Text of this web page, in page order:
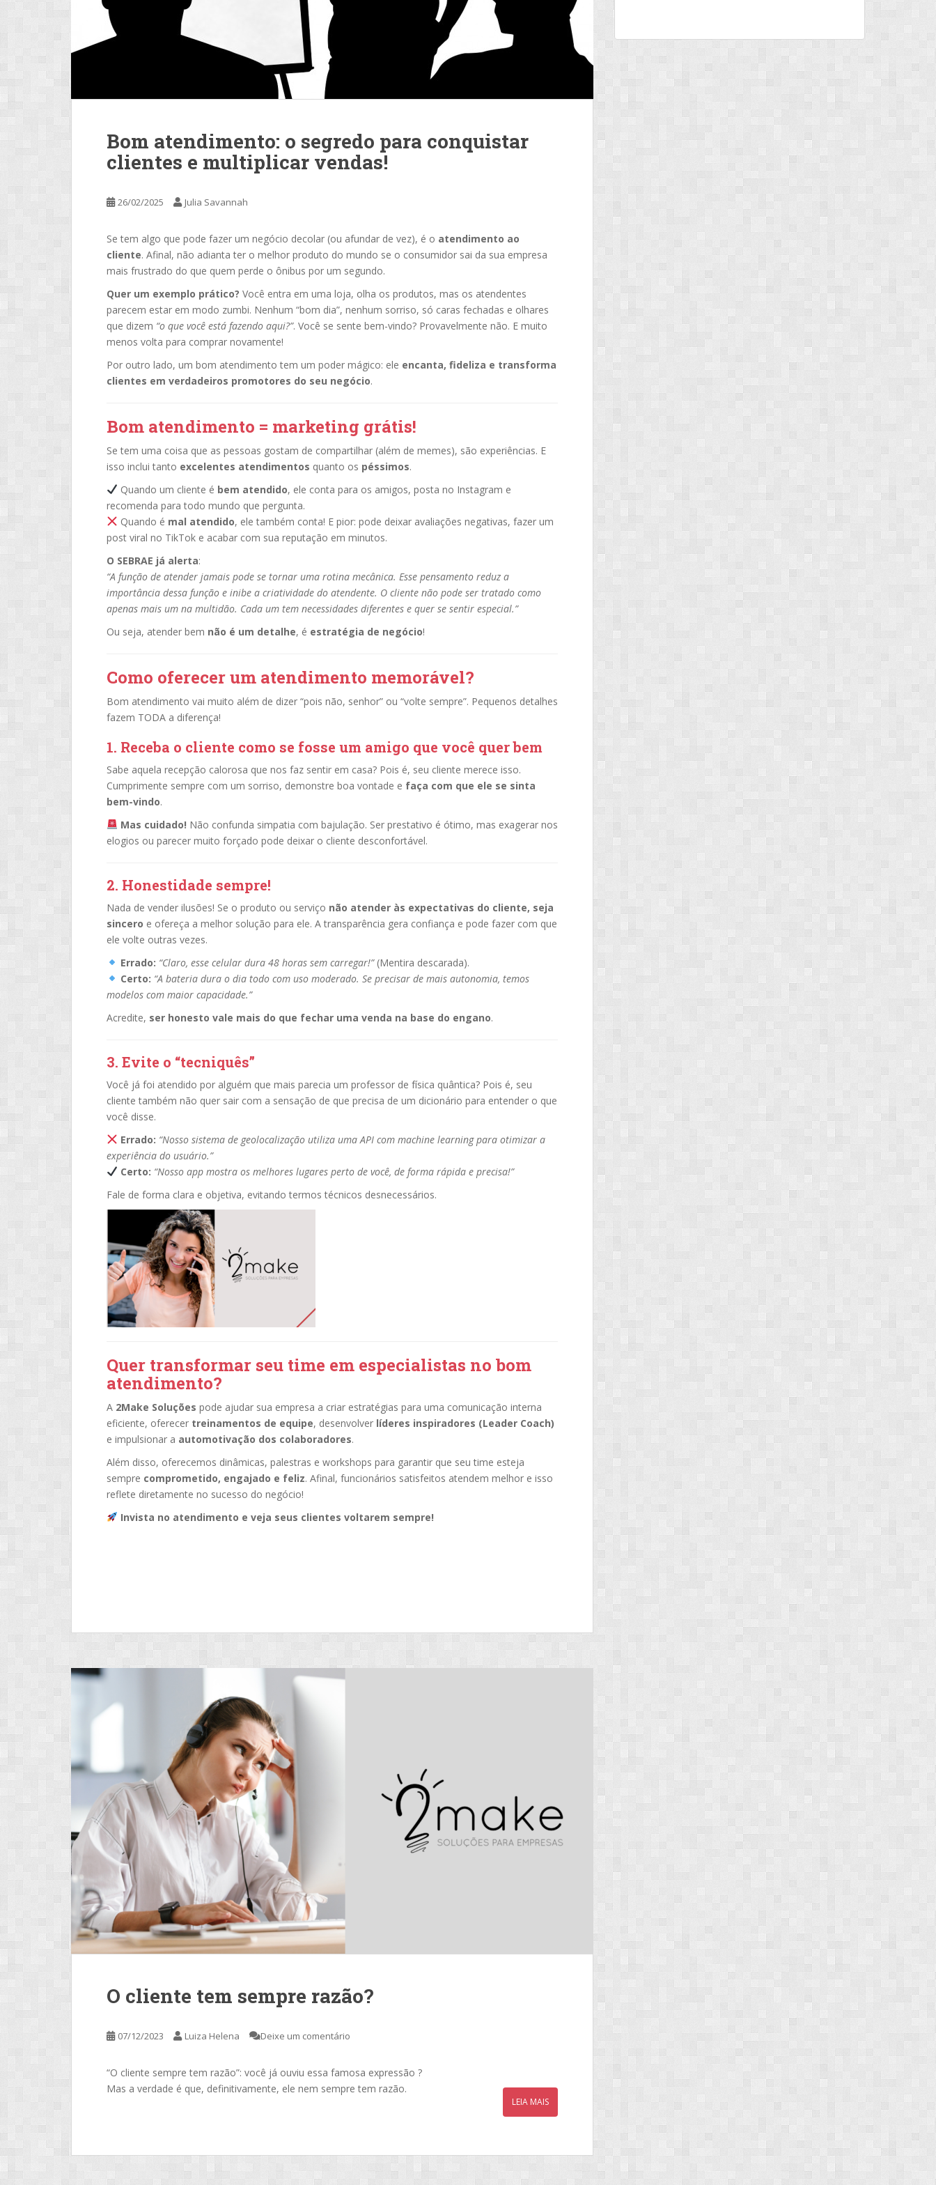
Bom atendimento: o segredo para conquistar
clientes e multiplicar vendas!
26/02/2025 Julia Savannah
Se tem algo que pode fazer um negócio decolar (ou afundar de vez), é o atendimento ao
cliente. Afinal, não adianta ter o melhor produto do mundo se o consumidor sai da sua empresa
mais frustrado do que quem perde o ônibus por um segundo.
Quer um exemplo prático? Você entra em uma loja, olha os produtos, mas os atendentes
parecem estar em modo zumbi. Nenhum “bom dia”, nenhum sorriso, só caras fechadas e olhares
que dizem “o que você está fazendo aqui?”. Você se sente bem-vindo? Provavelmente não. E muito
menos volta para comprar novamente!
Por outro lado, um bom atendimento tem um poder mágico: ele encanta, fideliza e transforma
clientes em verdadeiros promotores do seu negócio.
Bom atendimento = marketing grátis!
Se tem uma coisa que as pessoas gostam de compartilhar (além de memes), são experiências. E
isso inclui tanto excelentes atendimentos quanto os péssimos.
Quando um cliente é bem atendido, ele conta para os amigos, posta no Instagram e
recomenda para todo mundo que pergunta.
Quando é mal atendido, ele também conta! E pior: pode deixar avaliações negativas, fazer um
post viral no TikTok e acabar com sua reputação em minutos.
O SEBRAE já alerta:
“A função de atender jamais pode se tornar uma rotina mecânica. Esse pensamento reduz a
importância dessa função e inibe a criatividade do atendente. O cliente não pode ser tratado como
apenas mais um na multidão. Cada um tem necessidades diferentes e quer se sentir especial.”
Ou seja, atender bem não é um detalhe, é estratégia de negócio!
Como oferecer um atendimento memorável?
Bom atendimento vai muito além de dizer “pois não, senhor” ou “volte sempre”. Pequenos detalhes
fazem TODA a diferença!
1. Receba o cliente como se fosse um amigo que você quer bem
Sabe aquela recepção calorosa que nos faz sentir em casa? Pois é, seu cliente merece isso.
Cumprimente sempre com um sorriso, demonstre boa vontade e faça com que ele se sinta
bem-vindo.
Mas cuidado! Não confunda simpatia com bajulação. Ser prestativo é ótimo, mas exagerar nos
elogios ou parecer muito forçado pode deixar o cliente desconfortável.
2. Honestidade sempre!
Nada de vender ilusões! Se o produto ou serviço não atender às expectativas do cliente, seja
sincero e ofereça a melhor solução para ele. A transparência gera confiança e pode fazer com que
ele volte outras vezes.
Errado: “Claro, esse celular dura 48 horas sem carregar!”(Mentira descarada).
Certo: “A bateria dura o dia todo com uso moderado. Se precisar de mais autonomia, temos
modelos com maior capacidade.”
Acredite, ser honesto vale mais do que fechar uma venda na base do engano.
3. Evite o “tecniquês”
Você já foi atendido por alguém que mais parecia um professor de física quântica? Pois é, seu
cliente também não quer sair com a sensação de que precisa de um dicionário para entender o que
você disse.
Errado: “Nosso sistema de geolocalização utiliza uma API com machine learning para otimizar a
experiência do usuário.”
Certo: “Nosso app mostra os melhores lugares perto de você, de forma rápida e precisa!”
Fale de forma clara e objetiva, evitando termos técnicos desnecessários.
Quer transformar seu time em especialistas no bom
atendimento?
A 2Make Soluções pode ajudar sua empresa a criar estratégias para uma comunicação interna
eficiente, oferecer treinamentos de equipe, desenvolver líderes inspiradores (Leader Coach)
e impulsionar a automotivação dos colaboradores.
Além disso, oferecemos dinâmicas, palestras e workshops para garantir que seu time esteja
sempre comprometido, engajado e feliz. Afinal, funcionários satisfeitos atendem melhor e isso
reflete diretamente no sucesso do negócio!
Invista no atendimento e veja seus clientes voltarem sempre!
O cliente tem sempre razão?
07/12/2023 Luiza Helena Deixe um comentário
“O cliente sempre tem razão”: você já ouviu essa famosa expressão ?
Mas a verdade é que, definitivamente, ele nem sempre tem razão.
LEIA MAIS